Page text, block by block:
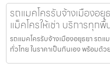
รถแมคโครรับจ้างเมืองอ
แม็คโครให้เช่า บริการทุก
รถแมคโครรับจ้างเมืองอยุธยา รถแ
ทั่วไทย ในราคาเป็นกันเอง พร้อม